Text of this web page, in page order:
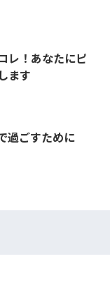
レ！あなたにピ
ます
過ごすために